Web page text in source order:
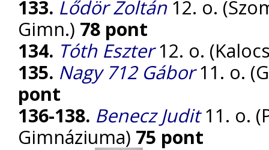
133. Lődör Zoltán12. o.
Gimn.) 78 pont
134. Tóth Eszter12. o.
135. Nagy 712 Gábor11. o.
pont
136-138. Benecz Judit11. o.
Gimnáziuma) 75 pont